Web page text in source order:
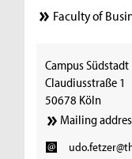
Faculty of
Campus Südstadt
Claudiusstraße 1
50678 Köln
Mailing